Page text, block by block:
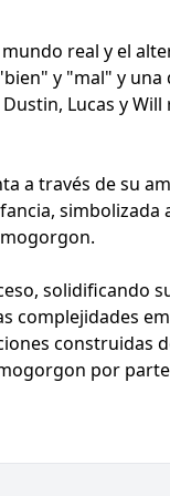
real y el
y "mal" y una
Lucas y Will
a través de su
simbolizada
solidificando
complejidades
construidas
por parte